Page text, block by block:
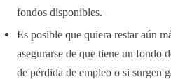
fondos disponibles.
Es posible que quiera restar aún
asegurarse de que tiene un fondo
de pérdida de empleo o si surgen